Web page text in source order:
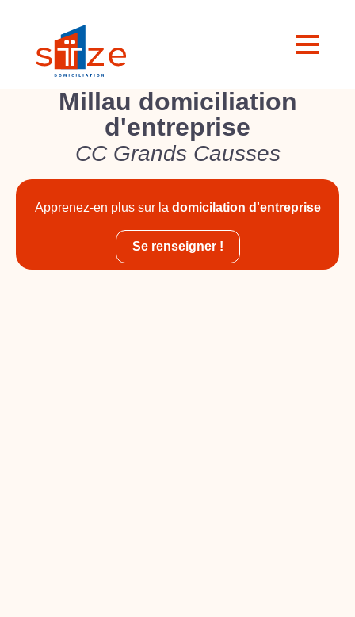
Millau domiciliation
d'entreprise
CC Grands Causses
Apprenez-en plus sur la domicilation d'entreprise
Se renseigner !